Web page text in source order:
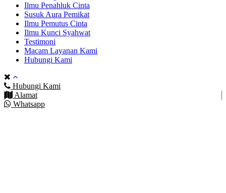
Ilmu Penahluk Cinta
Susuk Aura Pemikat
Ilmu Pemutus Cinta
Ilmu Kunci Syahwat
Testimoni
Macam Layanan Kami
Hubungi Kami
Hubungi Kami
Alamat
Whatsapp